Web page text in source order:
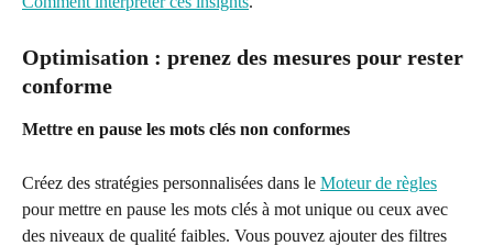
Optimisation : prenez des mesures pour rester
conforme
Mettre en pause les mots clés non conformes
Créez des stratégies personnalisées dans le Moteur de règles
pour mettre en pause les mots clés à mot unique ou ceux avec
des niveaux de qualité faibles. Vous pouvez ajouter des filtres